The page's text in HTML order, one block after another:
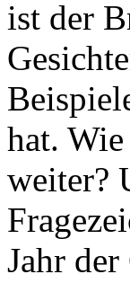
ist der
hat.
weiter?
Jahr